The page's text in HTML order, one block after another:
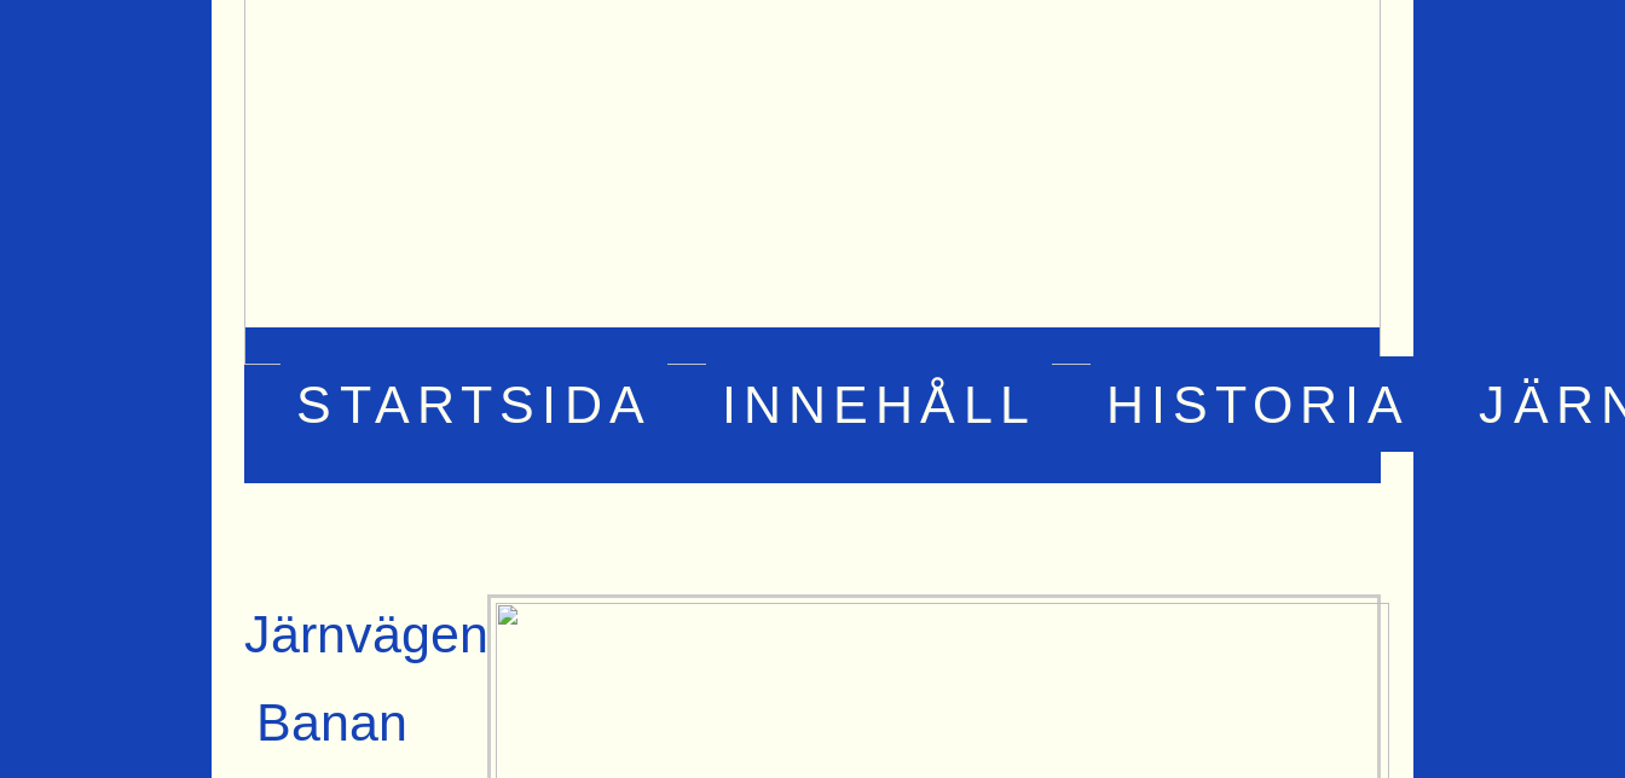
STARTSIDA INNEHÅLL HISTORIA
Järnvägen
Banan